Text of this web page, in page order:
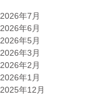
2026年7月
2026年6月
2026年5月
2026年3月
2026年2月
2026年1月
2025年12月